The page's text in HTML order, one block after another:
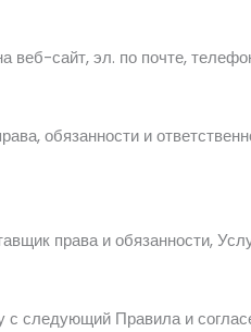
веб-сайт,эл. по почте,
обязанности и
праваиобязанности,
с следующий Правилаи